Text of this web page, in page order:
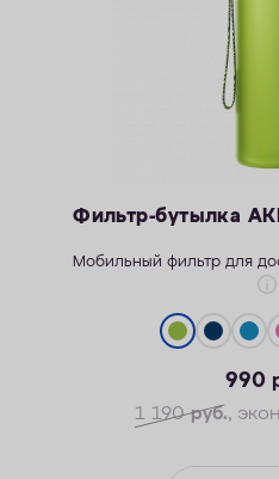
Фильтр-бутылка
Мобильный фильтр для
Легкость активной жизни
Надежность корпуса
Безопасные материалы
990
1 190руб.,